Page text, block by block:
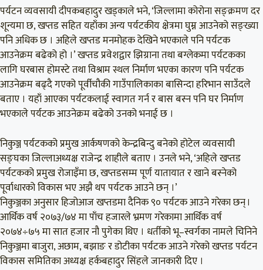
पर्यटन व्यवसायी दीपकबहादुर खड्काले भने, ‘जिल्लामा कोरोना सङ्क्रमण दर
शून्यमा छ, खप्तड सहित यहाँका अन्य पर्यटकीय क्षेत्रमा घुम्न आउनेको सङ्ख्या
पनि अधिक छ । अहिले खप्तड मनमोहक देखिने भएकाले पनि पर्यटक
आउनेक्रम बढेको हो ।’ खप्तड प्रवेशद्वार झिग्राना तथा बग्लेकमा पर्यटकका
लागि घरबास होमस्टे तथा विश्राम स्थल निर्माण भएका कारण पनि पर्यटक
आउनेक्रम बढ्दै गएको पूर्वीचौकी गाउँपालिकाका बासिन्दा हरिभान साउँदले
बताए । यहाँ आएका पर्यटकलाई स्वागत गर्न र बास बस्न पनि घर निर्माण
भएकाले पर्यटक आउनेक्रम बढेको उनको भनाई छ ।
निकुञ्ज पर्यटकको प्रमुख आर्कषणको केन्द्रबिन्दु बनेको होटेल व्यवसायी
सङ्घका जिल्लाअध्यक्ष राजेन्द्र शाहीले बताए । उनले भने, ‘अहिले खप्तड
पर्यटकको प्रमुख रोजाइँमा छ, खप्तडसम्म पूर्ण यातायात र खाने बस्नेको
पूर्वाधारको विकास भए अझै थप पर्यटक आउने छन् ।’
निकुञ्जका अनुसार हिजोआज खप्तडमा दैनिक ९० पर्यटक आउने गरेका छन् ।
आर्थिक वर्ष २०७३/७४ मा पाँच हजारले भ्रमण गरेकामा आर्थिक वर्ष
२०७४÷७५ मा सात हजार नौ पुगेका थिए । धर्तीको भू–स्वर्गका नामले चिनिने
निकुञ्जमा बाजुरा, अछाम, बझाङ र डोटीका पर्यटक आउने गरेको खप्तड पर्यटन
विकास समितिका अध्यक्ष हर्कबहादुर सिंहले जानकारी दिए ।